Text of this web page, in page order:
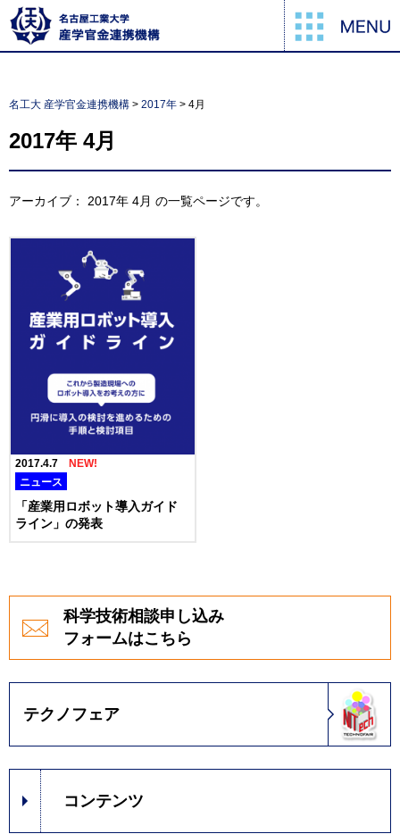
名工大 産学官金連携機構 > 2017年 > 4月
2017年 4月
アーカイブ： 2017年 4月 の一覧ページです。
2017.4.7
ニュース
「産業用ロボット導入ガイド
ライン」の発表
科学技術相談申し込み
フォームはこちら
テクノフェア
コンテンツ